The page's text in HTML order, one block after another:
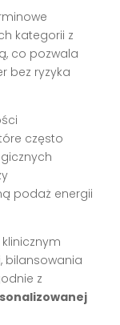
kategorii z
co pozwala
bez ryzyka
często
podaż energii
bilansowania
z